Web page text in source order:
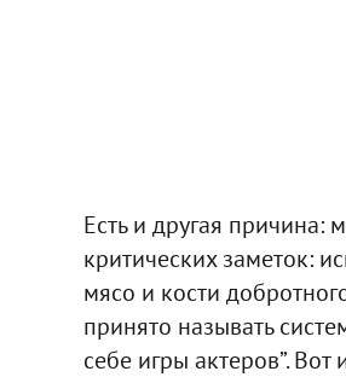
Есть и другая
критических заметок:
мясо и кости
принято называть
себе игры актеров”. Вот